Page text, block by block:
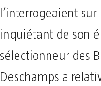
l’interrogeaient
inquiétant de son
sélectionneur des
Deschamps a